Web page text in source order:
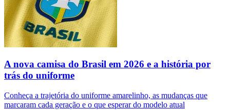
A nova camisa do Brasil em 2026 e a história por
trás do uniforme
Conheça a trajetória do uniforme amarelinho, as mudanças que
marcaram cada geração e o que esperar do modelo atual